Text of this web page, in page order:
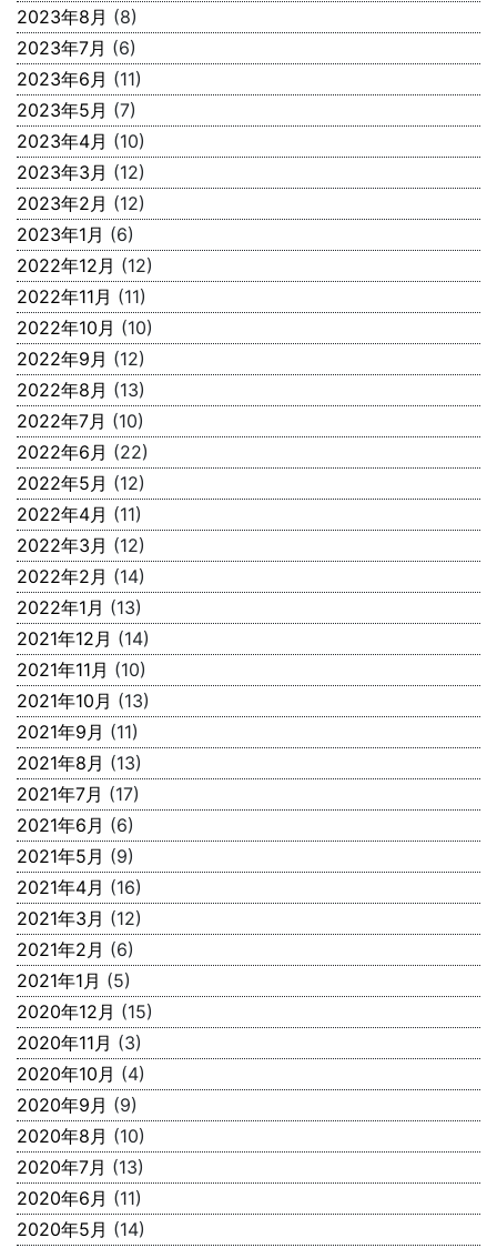
2023年8月 (8)
2023年7月 (6)
2023年6月 (11)
2023年5月 (7)
2023年4月 (10)
2023年3月 (12)
2023年2月 (12)
2023年1月 (6)
2022年12月 (12)
2022年11月 (11)
2022年10月 (10)
2022年9月 (12)
2022年8月 (13)
2022年7月 (10)
2022年6月 (22)
2022年5月 (12)
2022年4月 (11)
2022年3月 (12)
2022年2月 (14)
2022年1月 (13)
2021年12月 (14)
2021年11月 (10)
2021年10月 (13)
2021年9月 (11)
2021年8月 (13)
2021年7月 (17)
2021年6月 (6)
2021年5月 (9)
2021年4月 (16)
2021年3月 (12)
2021年2月 (6)
2021年1月 (5)
2020年12月 (15)
2020年11月 (3)
2020年10月 (4)
2020年9月 (9)
2020年8月 (10)
2020年7月 (13)
2020年6月 (11)
2020年5月 (14)